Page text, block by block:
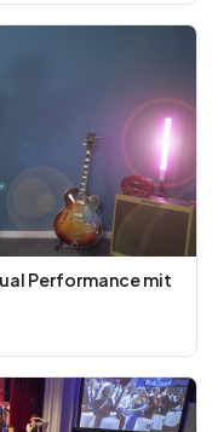
Performance mit